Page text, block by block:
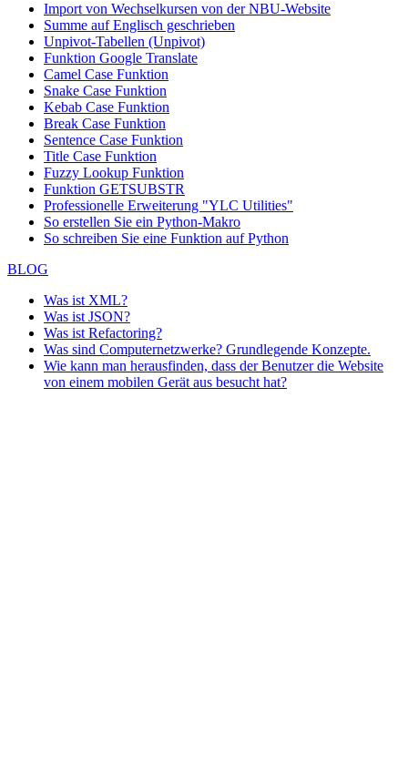
Import von Wechselkursen von der NBU-Website
Summe auf Englisch geschrieben
Unpivot-Tabellen (Unpivot)
Funktion Google Translate
Camel Case Funktion
Snake Case Funktion
Kebab Case Funktion
Break Case Funktion
Sentence Case Funktion
Title Case Funktion
Fuzzy Lookup Funktion
Funktion GETSUBSTR
Professionelle Erweiterung "YLC Utilities"
So erstellen Sie ein Python-Makro
So schreiben Sie eine Funktion auf Python
BLOG
Was ist XML?
Was ist JSON?
Was ist Refactoring?
Was sind Computernetzwerke? Grundlegende Konzepte.
Wie kann man herausfinden, dass der Benutzer die Website
von einem mobilen Gerät aus besucht hat?